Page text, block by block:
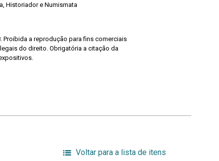
Historiador e Numismata
Proibida a reprodução para fins comerciais
do direito. Obrigatória a citação da
Voltar para a lista de itens